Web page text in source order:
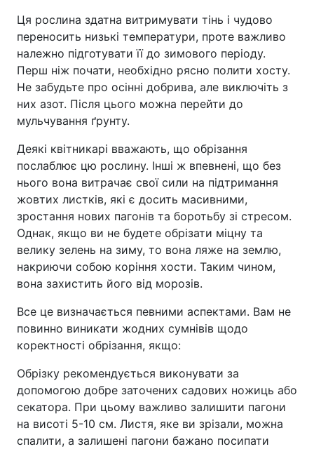
Ця рослина здатна витримувати тінь і чудово
переносить низькі температури, проте важливо
належно підготувати її до зимового періоду.
Перш ніж почати, необхідно рясно полити хосту.
Не забудьте про осінні добрива, але виключіть з
них азот. Після цього можна перейти до
мульчування ґрунту.
Деякі квітникарі вважають, що обрізання
послаблює цю рослину. Інші ж впевнені, що без
нього вона витрачає свої сили на підтримання
жовтих листків, які є досить масивними,
зростання нових пагонів та боротьбу зі стресом.
Однак, якщо ви не будете обрізати міцну та
велику зелень на зиму, то вона ляже на землю,
накриючи собою коріння хости. Таким чином,
вона захистить його від морозів.
Все це визначається певними аспектами. Вам не
повинно виникати жодних сумнівів щодо
коректності обрізання, якщо:
Обрізку рекомендується виконувати за
допомогою добре заточених садових ножиць або
секатора. При цьому важливо залишити пагони
на висоті 5-10 см. Листя, яке ви зрізали, можна
спалити, а залишені пагони бажано посипати